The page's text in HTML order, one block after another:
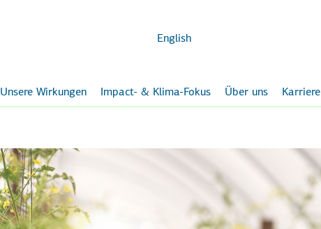
English
Unsere Wirkungen Impact- & Klima-Fokus Über uns Karriere